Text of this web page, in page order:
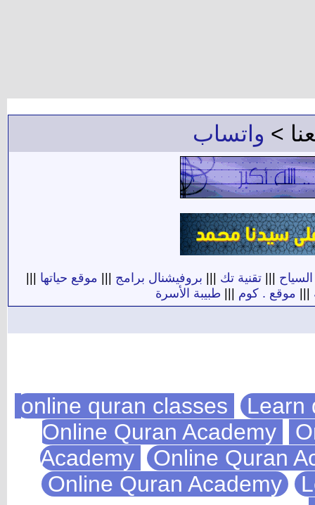
> واتساب
|||تقنية تك بروفيشنال برامج موقع حياتها
موقع . كوم طبيبة الأسرة
Learn
Academy Online Quran
Online Quran Academy